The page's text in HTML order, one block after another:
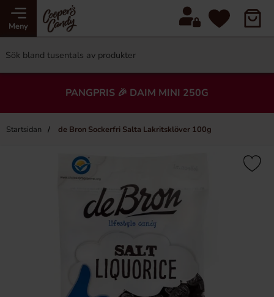
Meny
PANGPRIS 🎉 DAIM MINI 250G
Startsidan de Bron Sockerfri Salta Lakritsklöver 100g